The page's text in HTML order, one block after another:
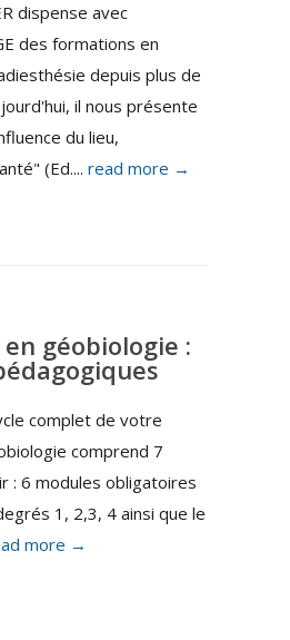
dispense avec
des formations en
depuis plus de
il nous présente
du lieu,
(Ed.... read more →
géobiologie :
complet de votre
comprend 7
: 6 modules obligatoires
1, 2,3, 4 ainsi que le
more →